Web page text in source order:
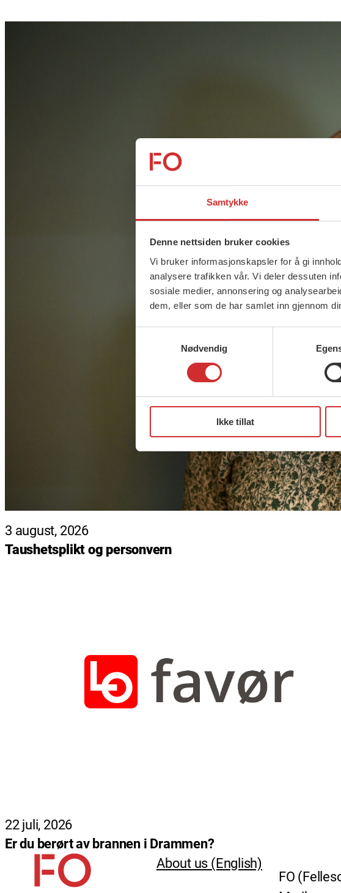
Samtykke
Denne nettsiden bruker cookies
Vi bruker informasjonskapsler for å gi
analysere trafikken vår. Vi deler dessuten
sosiale medier, annonsering og
dem, eller som de har samlet inn gjennom
Nødvendig
Ikke tillat
3 august, 2026
Taushetsplikt og personvern
22 juli, 2026
Er du berørt av brannen i Drammen?
About us (English)
FO